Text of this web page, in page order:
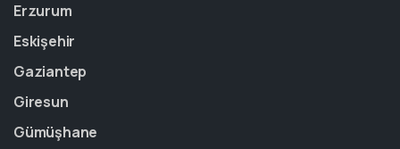
Erzurum
Eskişehir
Gaziantep
Giresun
Gümüşhane